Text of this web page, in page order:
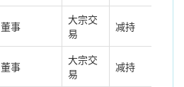
董事
大宗交
易
减持
董事
大宗交
易
减持